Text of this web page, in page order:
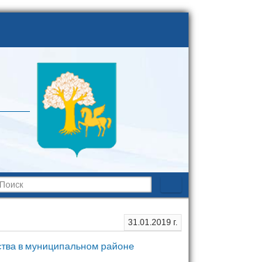
31.01.2019 г.
в муниципальном районе